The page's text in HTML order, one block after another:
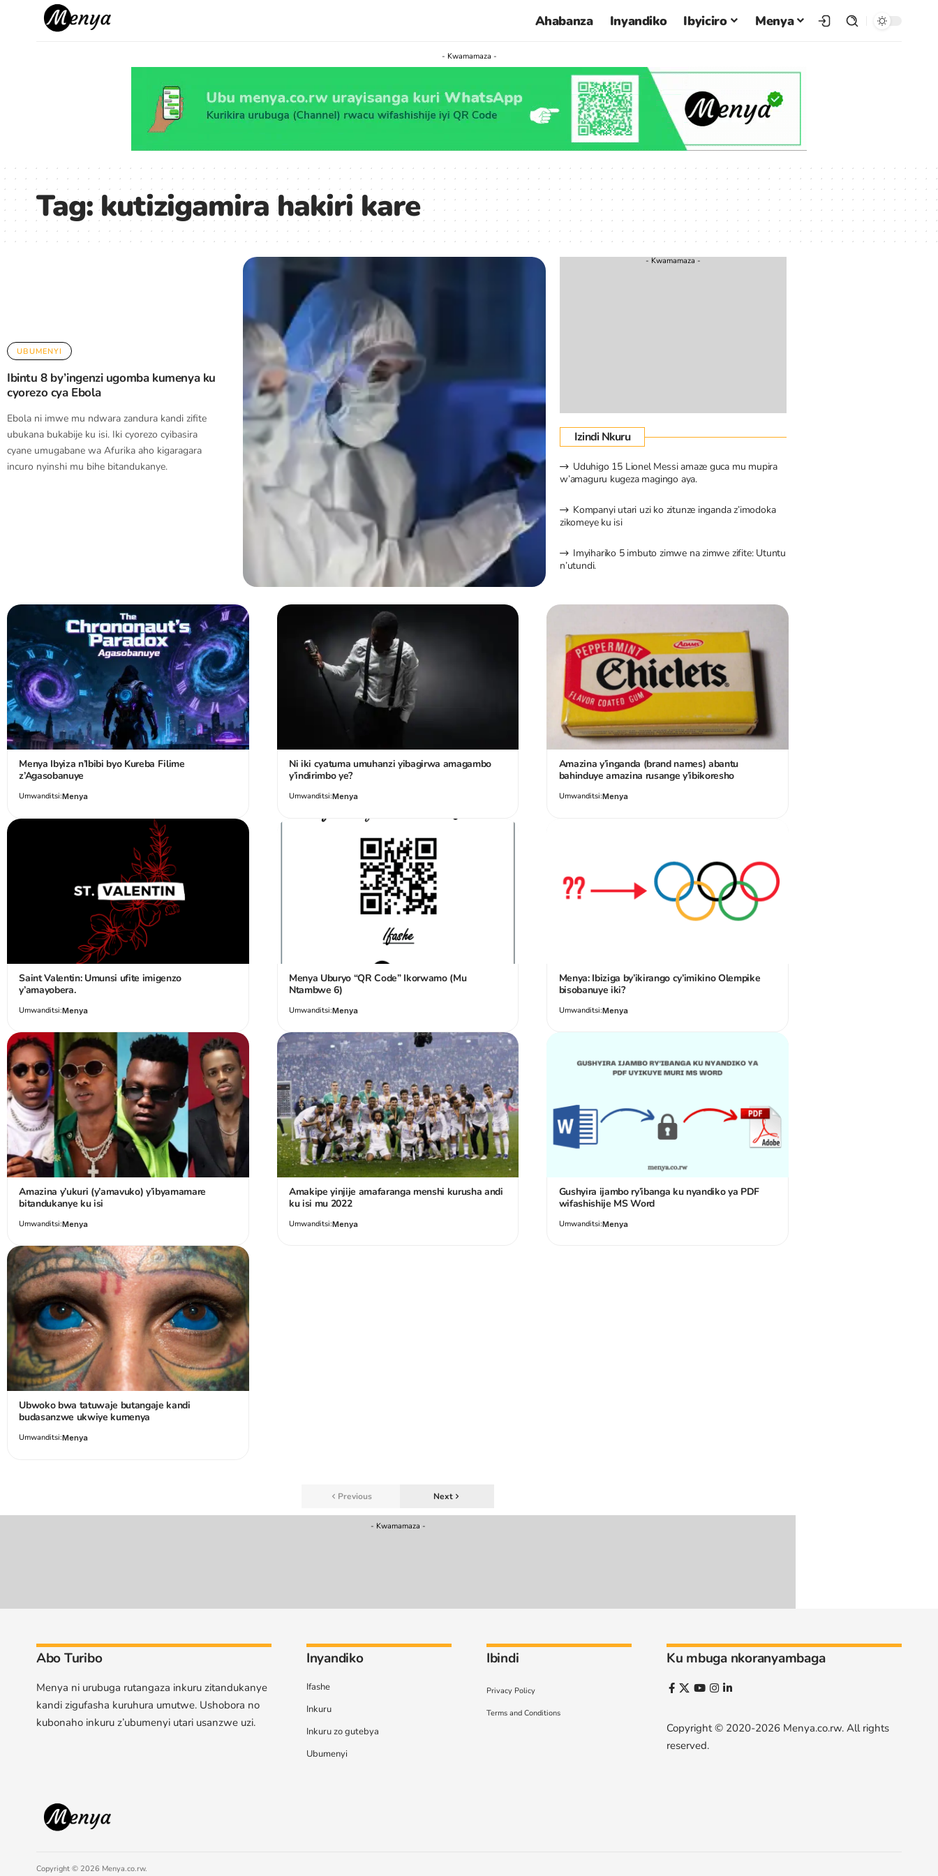
Ahabanza Inyandiko Ibyiciro Menya
- Kwamamaza -
Tag:kutizigamira hakiri kare
UBUMENYI
Ibintu 8 by’ingenzi ugomba kumenya ku
cyorezo cya Ebola
Ebola ni imwe mu ndwara zandura kandi zifite
ubukana bukabije ku isi. Iki cyorezo cyibasira
cyane umugabane wa Afurika aho kigaragara
incuro nyinshi mu bihe bitandukanye.
- Kwamamaza -
Izindi Nkuru
Uduhigo 15 Lionel Messi amaze guca mu mupira
w’amaguru kugeza magingo aya.
Kompanyi utari uzi ko zitunze inganda z’imodoka
zikomeye ku isi
Imyihariko 5 imbuto zimwe na zimwe zifite: Utuntu
n’utundi.
Menya Ibyiza n’Ibibi byo Kureba Filime
z’Agasobanuye
Umwanditsi:Menya
Ni iki cyatuma umuhanzi yibagirwa amagambo
y’indirimbo ye?
Umwanditsi:Menya
Amazina y’inganda (brand names) abantu
bahinduye amazina rusange y’ibikoresho
Umwanditsi:Menya
Saint Valentin: Umunsi ufite imigenzo
y’amayobera.
Umwanditsi:Menya
Menya Uburyo “QR Code” Ikorwamo (Mu
Ntambwe 6)
Umwanditsi:Menya
Menya: Ibiziga by’ikirango cy’imikino Olempike
bisobanuye iki?
Umwanditsi:Menya
Amazina y’ukuri (y’amavuko) y’ibyamamare
bitandukanye ku isi
Umwanditsi:Menya
Amakipe yinjije amafaranga menshi kurusha andi
ku isi mu 2022
Umwanditsi:Menya
Gushyira ijambo ry’ibanga ku nyandiko ya PDF
wifashishije MS Word
Umwanditsi:Menya
Ubwoko bwa tatuwaje butangaje kandi
budasanzwe ukwiye kumenya
Umwanditsi:Menya
Previous Next
- Kwamamaza -
Abo Turibo
Menya ni urubuga rutangaza inkuru zitandukanye
kandi zigufasha kuruhura umutwe. Ushobora no
kubonaho inkuru z’ubumenyi utari usanzwe uzi.
Inyandiko
Ifashe
Inkuru
Inkuru zo gutebya
Ubumenyi
Ibindi
Privacy Policy
Terms and Conditions
Ku mbuga nkoranyambaga
Copyright © 2020-2026 Menya.co.rw. All rights
reserved.
Copyright © 2026 Menya.co.rw.